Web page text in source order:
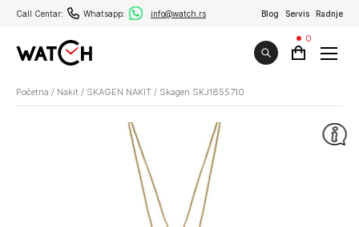
Call Centar: Whatsapp: info@watch.rs Blog Servis Radnje
0
Početna / Nakit / SKAGEN NAKIT / Skagen SKJ1855710